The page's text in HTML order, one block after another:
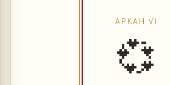
АРКАНVI
💞